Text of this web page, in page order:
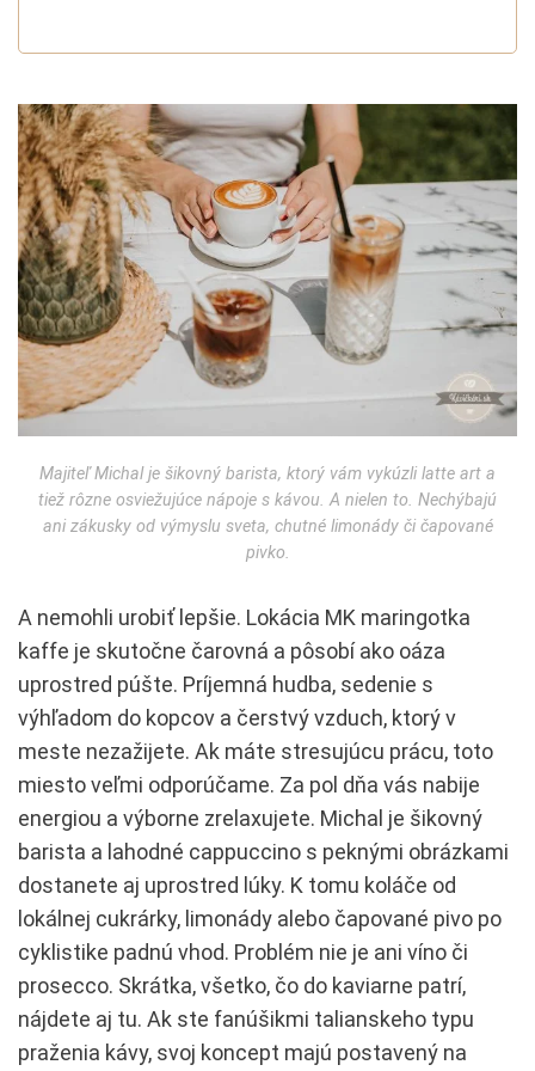
Majiteľ Michal je šikovný barista, ktorý vám vykúzli latte art a
tiež rôzne osviežujúce nápoje s kávou. A nielen to. Nechýbajú
ani zákusky od výmyslu sveta, chutné limonády či čapované
pivko.
A nemohli urobiť lepšie. Lokácia MK maringotka
kaffe je skutočne čarovná a pôsobí ako oáza
uprostred púšte. Príjemná hudba, sedenie s
výhľadom do kopcov a čerstvý vzduch, ktorý v
meste nezažijete. Ak máte stresujúcu prácu, toto
miesto veľmi odporúčame. Za pol dňa vás nabije
energiou a výborne zrelaxujete. Michal je šikovný
barista a lahodné cappuccino s peknými obrázkami
dostanete aj uprostred lúky. K tomu koláče od
lokálnej cukrárky, limonády alebo čapované pivo po
cyklistike padnú vhod. Problém nie je ani víno či
prosecco. Skrátka, všetko, čo do kaviarne patrí,
nájdete aj tu. Ak ste fanúšikmi talianskeho typu
praženia kávy, svoj koncept majú postavený na